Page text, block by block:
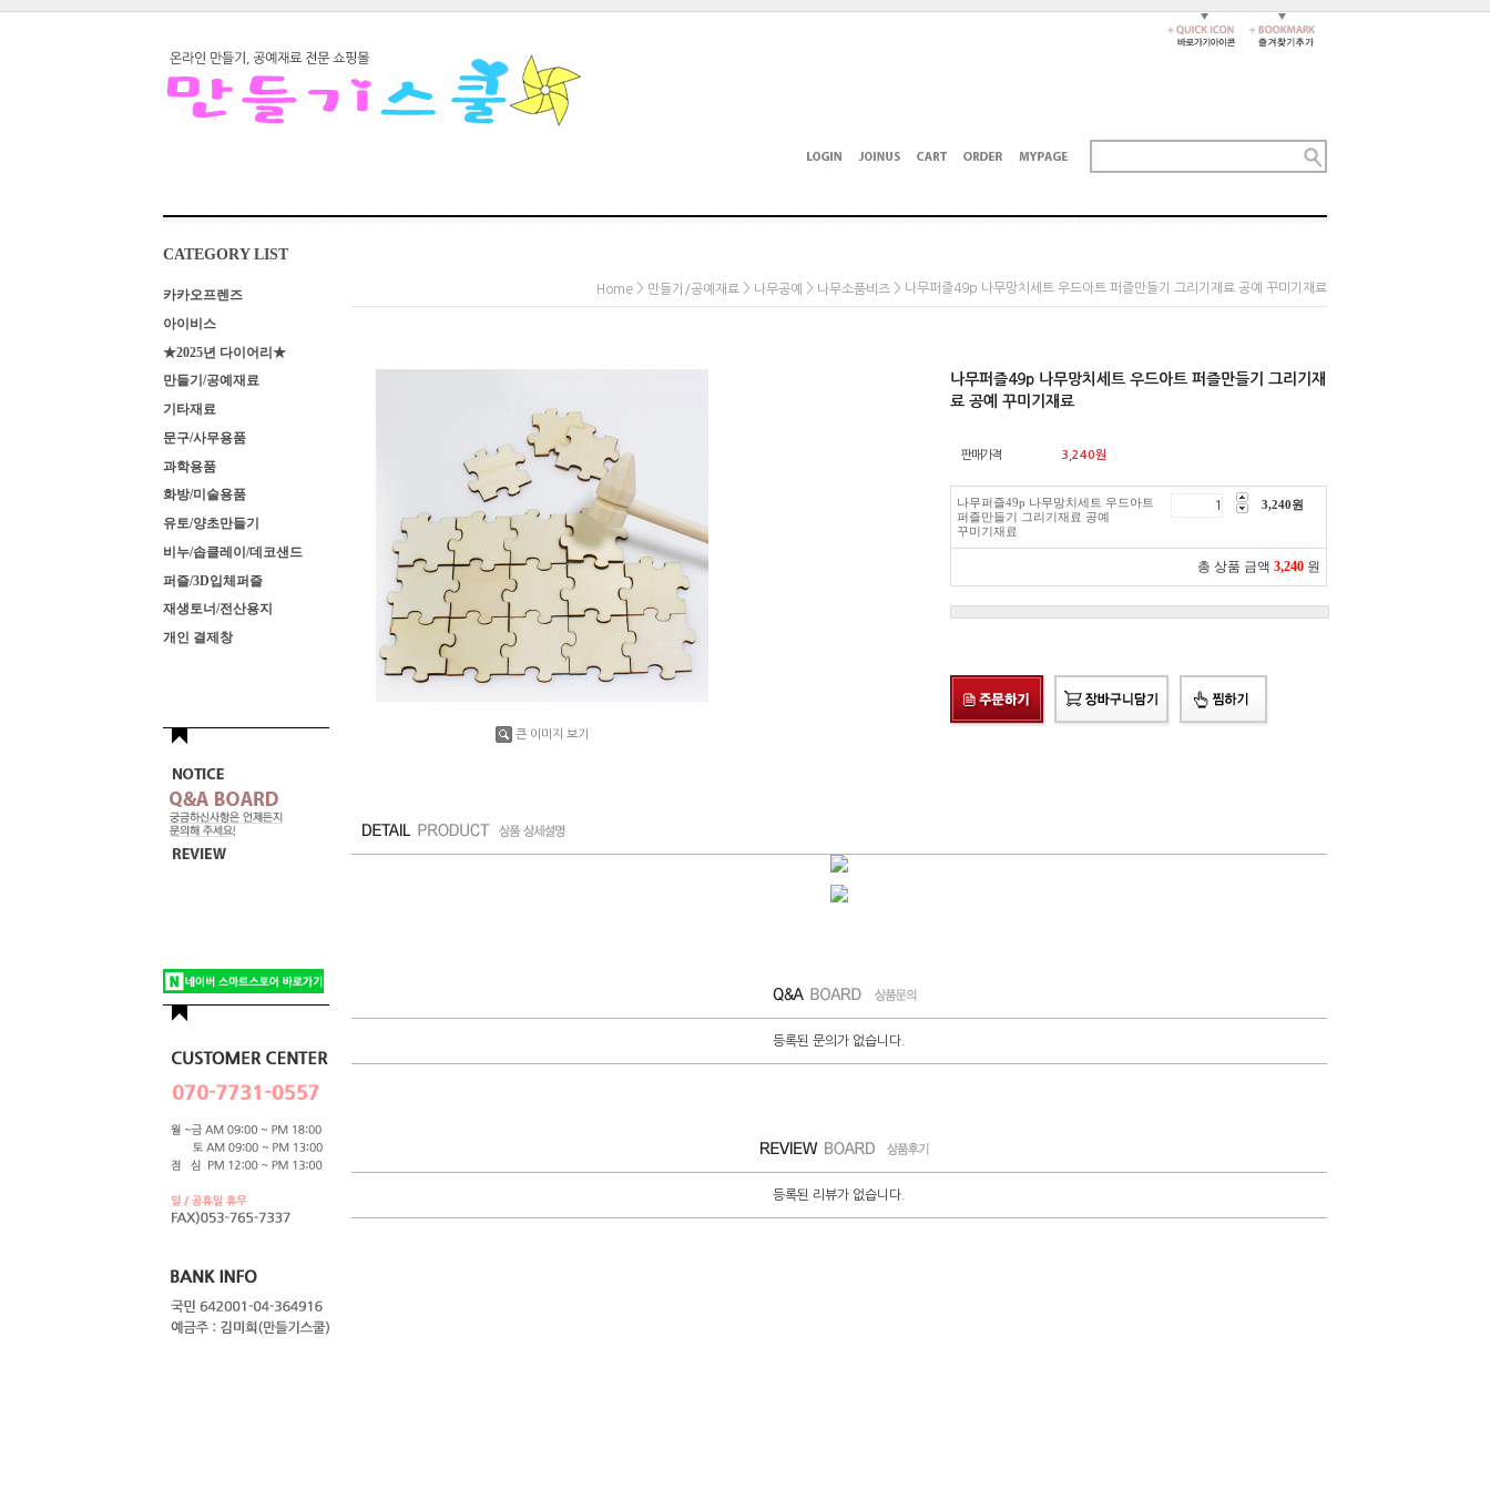
CATEGORY LIST
카카오프렌즈
아이비스
★2025년 다이어리★
만들기/공예재료
기타재료
문구/사무용품
과학용품
화방/미술용품
유토/양초만들기
비누/솝클레이/데코샌드
퍼즐/3D입체퍼즐
재생토너/전산용지
개인 결제창
Home > 만들기/공예재료 > 나무공예 > 나무소품비즈 > 나무퍼즐49p 나무망치세트 우드아트 퍼즐만들기 그리기재료 공예 꾸미기재료
큰 이미지 보기
나무퍼즐49p 나무망치세트 우드아트 퍼즐만들기 그리기재
료 공예 꾸미기재료
판매가격 3,240원
나무퍼즐49p 나무망치세트 우드아트
퍼즐만들기 그리기재료 공예
꾸미기재료
3,240원
총 상품 금액 3,240 원
등록된 문의가 없습니다.
등록된 리뷰가 없습니다.